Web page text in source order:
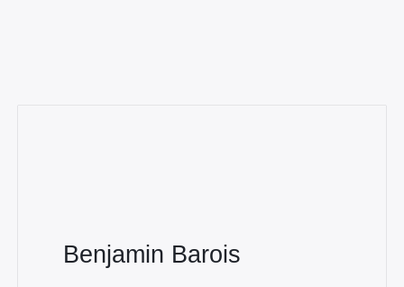
Benjamin Barois